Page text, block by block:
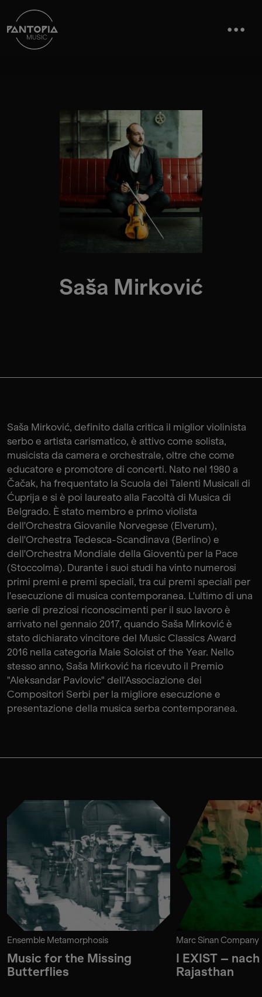
Saša Mirković
Saša Mirković, definito dalla critica il miglior violinista
serbo e artista carismatico, è attivo come solista,
musicista da camera e orchestrale, oltre che come
educatore e promotore di concerti. Nato nel 1980 a
Čačak, ha frequentato la Scuola dei Talenti Musicali di
Ćuprija e si è poi laureato alla Facoltà di Musica di
Belgrado. È stato membro e primo violista
dell'Orchestra Giovanile Norvegese (Elverum),
dell'Orchestra Tedesca-Scandinava (Berlino) e
dell'Orchestra Mondiale della Gioventù per la Pace
(Stoccolma). Durante i suoi studi ha vinto numerosi
primi premi e premi speciali, tra cui premi speciali per
l'esecuzione di musica contemporanea. L'ultimo di una
serie di preziosi riconoscimenti per il suo lavoro è
arrivato nel gennaio 2017, quando Saša Mirković è
stato dichiarato vincitore del Music Classics Award
2016 nella categoria Male Soloist of the Year. Nello
stesso anno, Saša Mirković ha ricevuto il Premio
"Aleksandar Pavlovic" dell'Associazione dei
Compositori Serbi per la migliore esecuzione e
presentazione della musica serba contemporanea.
Ensemble Metamorphosis
Music for the Missing
Butterflies
Marc Sinan Company
I EXIST – nach
Rajasthan